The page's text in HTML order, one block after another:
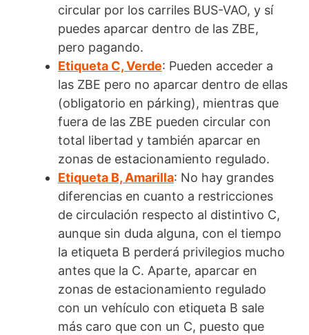
circular por los carriles BUS-VAO, y sí
puedes aparcar dentro de las ZBE,
pero pagando.
Etiqueta C, Verde: Pueden acceder a
las ZBE pero no aparcar dentro de ellas
(obligatorio en párking), mientras que
fuera de las ZBE pueden circular con
total libertad y también aparcar en
zonas de estacionamiento regulado.
Etiqueta B, Amarilla: No hay grandes
diferencias en cuanto a restricciones
de circulación respecto al distintivo C,
aunque sin duda alguna, con el tiempo
la etiqueta B perderá privilegios mucho
antes que la C. Aparte, aparcar en
zonas de estacionamiento regulado
con un vehículo con etiqueta B sale
más caro que con un C, puesto que